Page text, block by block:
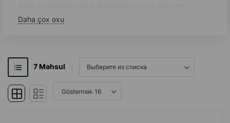
xətti.
Daha çox oxu
7Məhsul